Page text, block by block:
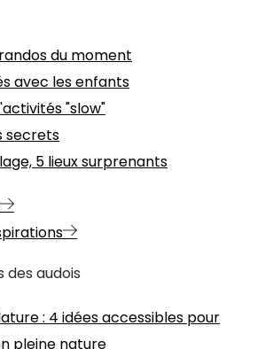
du moment
avec les enfants
"slow"
secrets
5 lieux surprenants
des audois
: 4 idées accessibles pour
pleine nature